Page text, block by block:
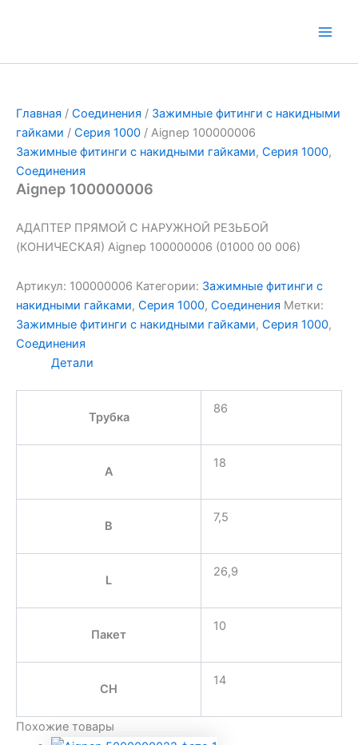
Главная / Соединения / Зажимные фитинги с накидными
гайками / Серия 1000 / Aignep 100000006
Зажимные фитинги с накидными гайками, Серия 1000,
Соединения
Aignep 100000006
АДАПТЕР ПРЯМОЙ С НАРУЖНОЙ РЕЗЬБОЙ
(КОНИЧЕСКАЯ) Aignep 100000006 (01000 00 006)
Артикул: 100000006 Категории: Зажимные фитинги с
накидными гайками, Серия 1000, Соединения Метки:
Зажимные фитинги с накидными гайками, Серия 1000,
Соединения
Детали
Трубка
86
A
18
B
7,5
L
26,9
Пакет
10
CH
14
Похожие товары